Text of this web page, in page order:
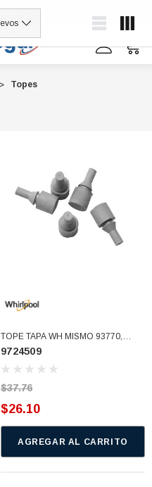
Topes
TOPE TAPA WH MISMO 93770,
354241 WP9724509 (9724509)
9724509
$37.76
$26.10
AGREGAR AL CARRITO